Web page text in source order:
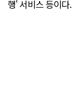
행' 서비스 등이다.